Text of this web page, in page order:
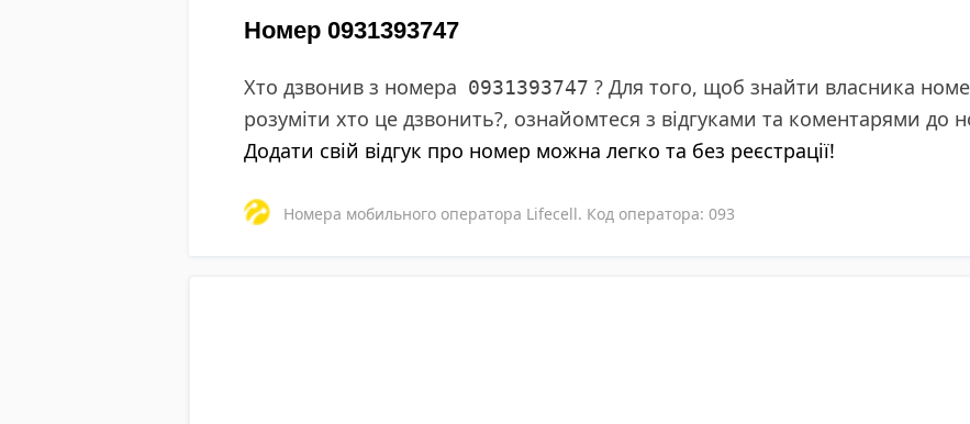
Номер 0931393747
Хто дзвонив з номера 0931393747 ? Для того, щоб знайти власника
розуміти хто це дзвонить?, ознайомтеся з відгуками та коментарями до
Додати свій відгук про номер можна легко та без реєстрації!
Номера мобильного оператора Lifecell. Код оператора: 093